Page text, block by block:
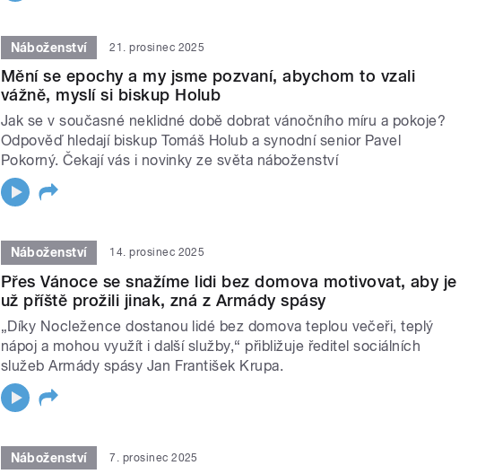
Náboženství 21. prosinec 2025
Mění se epochy a my jsme pozvaní, abychom to vzali
vážně, myslí si biskup Holub
Jak se v současné neklidné době dobrat vánočního míru a pokoje?
Odpověď hledají biskup Tomáš Holub a synodní senior Pavel
Pokorný. Čekají vás i novinky ze světa náboženství
Náboženství 14. prosinec 2025
Přes Vánoce se snažíme lidi bez domova motivovat, aby je
už příště prožili jinak, zná z Armády spásy
„Díky Nocležence dostanou lidé bez domova teplou večeři, teplý
nápoj a mohou využít i další služby,“ přibližuje ředitel sociálních
služeb Armády spásy Jan František Krupa.
Náboženství 7. prosinec 2025